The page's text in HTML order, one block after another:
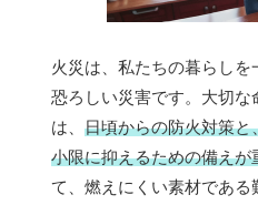
火災は、私たちの暮らしを
恐ろしい災害です。大切な
は、 日頃からの防火対策
小限に抑えるための備えが
て、燃えにくい素材である